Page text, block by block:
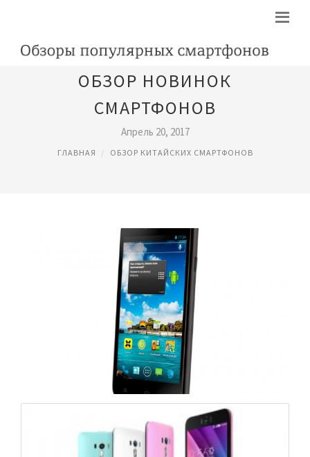
ОБЗОР НОВИНОК
СМАРТФОНОВ
Апрель 20, 2017
ГЛАВНАЯ ОБЗОР КИТАЙСКИХ СМАРТФОНОВ